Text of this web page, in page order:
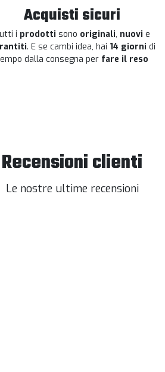
Acquisti sicuri
i prodotti sono originali, nuovi e
. E se cambi idea, hai 14 giorni di
dalla consegna per fare il reso
Recensioni clienti
Le nostre ultime recensioni